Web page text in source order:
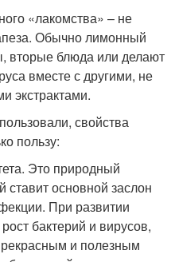
«лакомства» – не
Обычно лимонный
вторые блюда или делают
вместе с другими, не
экстрактами.
свойства
пользу:
Это природный
основной заслон
При развитии
бактерий и вирусов,
и полезным